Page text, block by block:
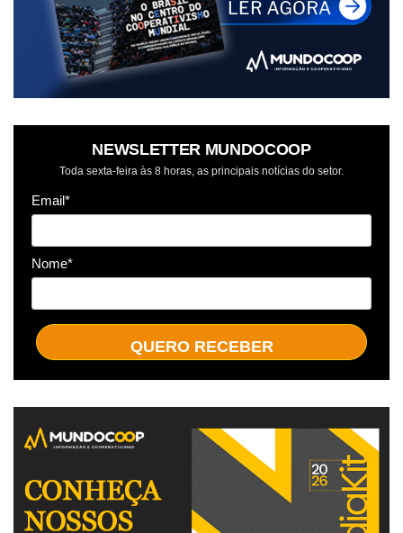
NEWSLETTER MUNDOCOOP
Toda sexta-feira às 8 horas, as principais notícias do setor.
Email*
Nome*
QUERO RECEBER